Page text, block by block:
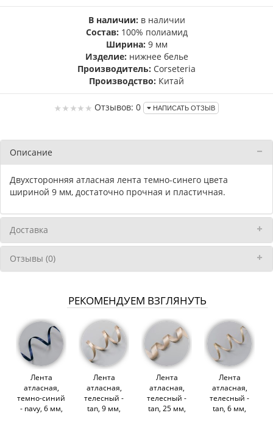
В наличии: в наличии
Состав: 100% полиамид
Ширина: 9 мм
Изделие: нижнее белье
Производитель: Corseteria
Производство: Китай
Отзывов: 0 НАПИСАТЬ ОТЗЫВ
Описание
Двухсторонняя атласная лента темно-синего цвета
шириной 9 мм, достаточно прочная и пластичная.
Доставка
Отзывы (0)
РЕКОМЕНДУЕМ ВЗГЛЯНУТЬ
Лента
атласная,
темно-синий
- navy, 6 мм,
Лента
атласная,
телесный -
tan, 9 мм,
Лента
атласная,
телесный -
tan, 25 мм,
Лента
атласная,
телесный -
tan, 6 мм,